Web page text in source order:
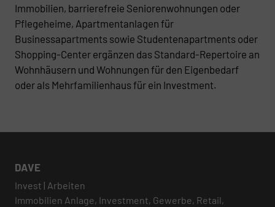
Immobilien, barrierefreie Seniorenwohnungen oder
Pflegeheime, Apartmentanlagen für
Businessapartments sowie Studentenapartments oder
Shopping-Center ergänzen das Standard-Repertoire an
Wohnhäusern und Wohnungen für den Eigenbedarf
oder als Mehrfamilienhaus für ein Investment.
DAVE
Invest | Arbeiten
Immobilien Anlage, Investment, Gewerbe, Retail,